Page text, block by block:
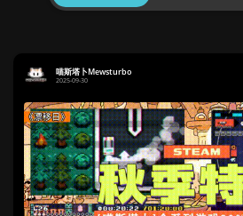
喵斯塔卜Mewsturbo
2025-09-30